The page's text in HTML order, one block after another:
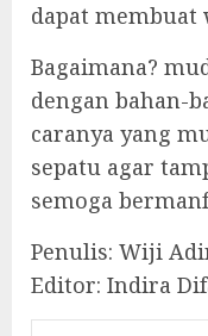
dapat membuat
Bagaimana?
dengan bahan-
caranya yang
sepatu agar
semoga
Penulis: Wiji
Editor: Indira